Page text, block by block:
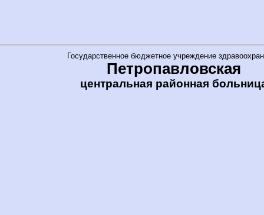
Государственное бюджетное учреждение
Петропавловская
центральная районная